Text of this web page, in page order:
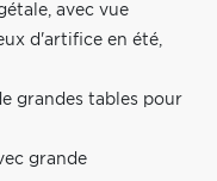
avec vue
d'artifice en été,
grandes tables pour
grande